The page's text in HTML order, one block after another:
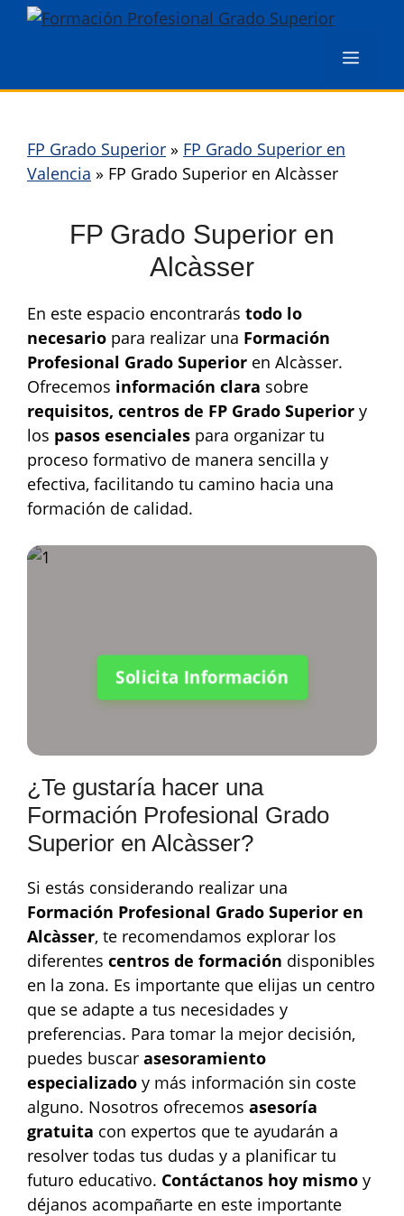
Saltar
Menú
FP Grado Superior » FP Grado Superior en
Valencia » FP Grado Superior en Alcàsser
FP Grado Superior en
Alcàsser
En este espacio encontrarás todo lo
necesario para realizar una Formación
Profesional Grado Superior en Alcàsser.
Ofrecemos información clara sobre
requisitos, centros de FP Grado Superior y
los pasos esenciales para organizar tu
proceso formativo de manera sencilla y
efectiva, facilitando tu camino hacia una
formación de calidad.
Solicita Información
¿Te gustaría hacer una
Formación Profesional Grado
Superior en Alcàsser?
Si estás considerando realizar una
Formación Profesional Grado Superior en
Alcàsser, te recomendamos explorar los
diferentes centros de formación disponibles
en la zona. Es importante que elijas un centro
que se adapte a tus necesidades y
preferencias. Para tomar la mejor decisión,
puedes buscar asesoramiento
especializado y más información sin coste
alguno. Nosotros ofrecemos asesoría
gratuita con expertos que te ayudarán a
resolver todas tus dudas y a planificar tu
futuro educativo. Contáctanos hoy mismo y
déjanos acompañarte en este importante